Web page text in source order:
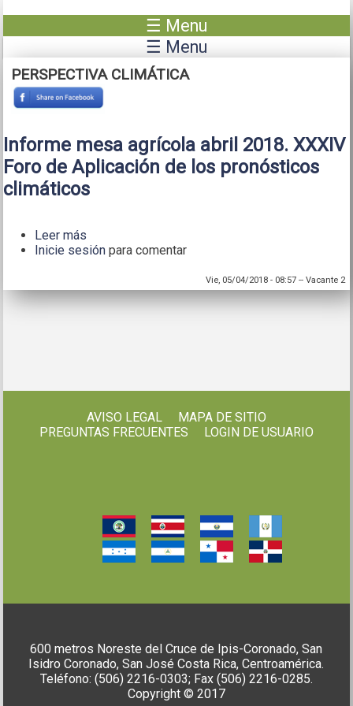
☰ Menu
☰ Menu
PERSPECTIVA CLIMÁTICA
Informe mesa agrícola abril 2018. XXXIV
Foro de Aplicación de los pronósticos
climáticos
Leer más
Foro de Aplicación de los pronósticos
Inicie sesión para comentar
Vie, 05/04/2018 - 08:57-- Vacante 2
AVISO LEGAL
MAPA DE SITIO
PREGUNTAS FRECUENTES
LOGIN DE USUARIO
600 metros Noreste del Cruce de Ipis-Coronado, San
Isidro Coronado, San José Costa Rica, Centroamérica.
Teléfono: (506) 2216-0303; Fax (506) 2216-0285.
Copyright © 2017